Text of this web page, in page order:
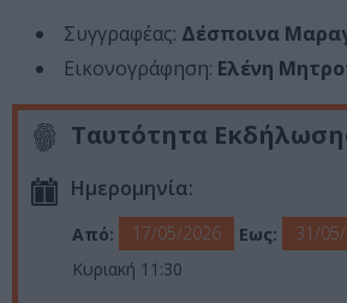
Συγγραφέας: Δέσποινα
Εικονογράφηση: Ελένη
Ταυτότητα
Ημερομηνία:
Από: 17/05/2026 Εως:
31/
Κυριακή 11:30